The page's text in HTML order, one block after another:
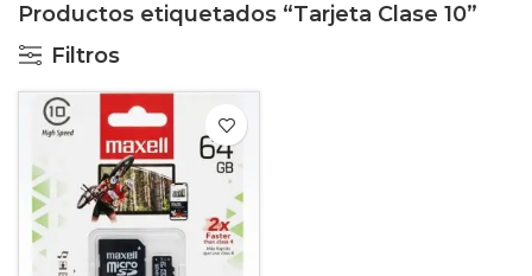
Productos etiquetados “Tarjeta Clase 10”
Filtros